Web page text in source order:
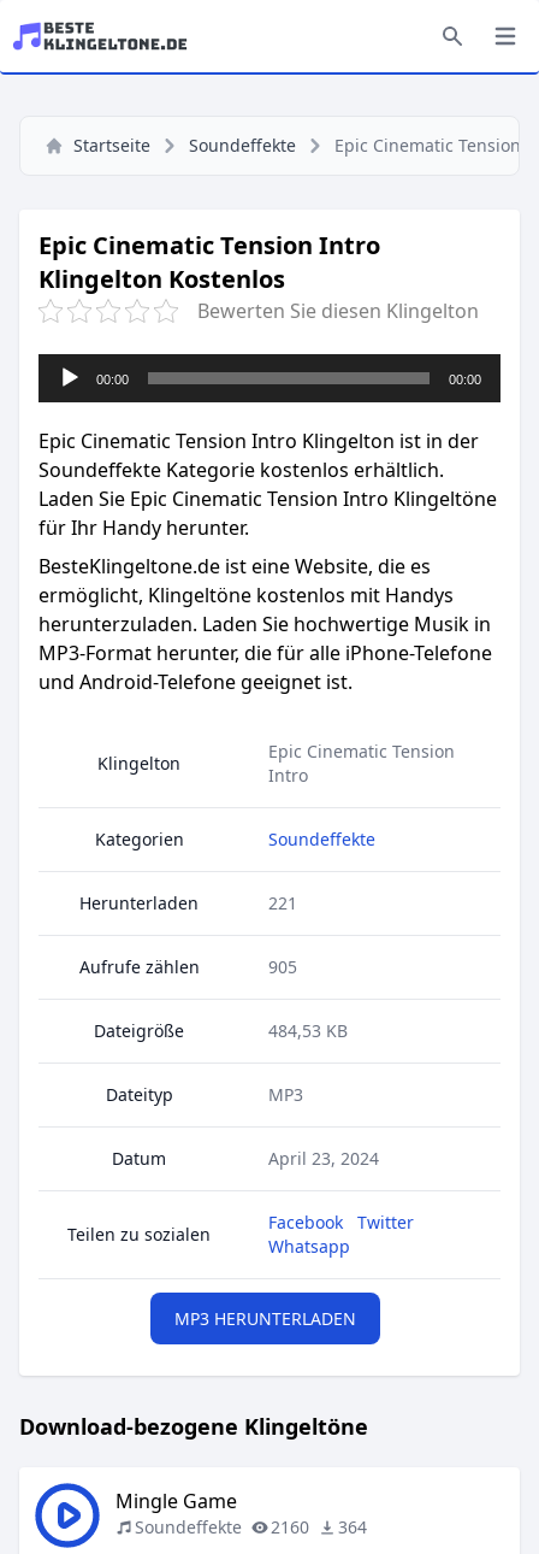
Startseite Soundeffekte Epic Cinematic Tension
Epic Cinematic Tension Intro
Klingelton Kostenlos
Bewerten Sie diesen Klingelton
Audio-
Player
00:00 00:00
Epic Cinematic Tension Intro Klingelton ist in der
Soundeffekte Kategorie kostenlos erhältlich.
Laden Sie Epic Cinematic Tension Intro Klingeltöne
für Ihr Handy herunter.
BesteKlingeltone.de ist eine Website, die es
ermöglicht, Klingeltöne kostenlos mit Handys
herunterzuladen. Laden Sie hochwertige Musik in
MP3-Format herunter, die für alle iPhone-Telefone
und Android-Telefone geeignet ist.
Klingelton
Epic Cinematic Tension
Intro
Kategorien Soundeffekte
Herunterladen 221
Aufrufe zählen 905
Dateigröße 484,53 KB
Dateityp MP3
Datum April 23, 2024
Teilen zu sozialen
Facebook
Twitter
Whatsapp
MP3 HERUNTERLADEN
Download-bezogene Klingeltöne
Mingle Game
Soundeffekte 2160 364